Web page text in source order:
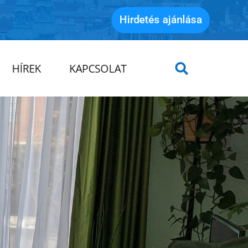
Hirdetés ajánlása
HÍREK KAPCSOLAT